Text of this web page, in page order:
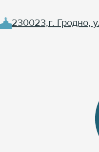
230023,г. Гродно,